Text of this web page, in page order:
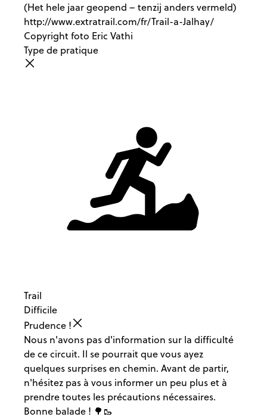
(Het hele jaar geopend – tenzij anders vermeld)
http://www.extratrail.com/fr/Trail-a-Jalhay/
Copyright foto Eric Vathi
Type de pratique
Trail
Difficile
Prudence !
Nous n'avons pas d'information sur la difficulté
de ce circuit. Il se pourrait que vous ayez
quelques surprises en chemin. Avant de partir,
n'hésitez pas à vous informer un peu plus et à
prendre toutes les précautions nécessaires.
Bonne balade ! 🌳🥾